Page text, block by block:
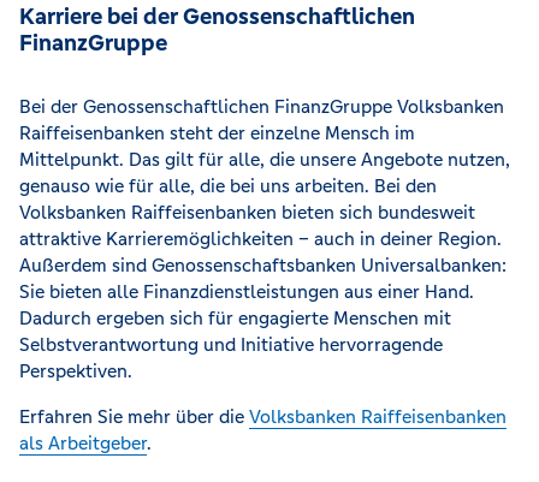
Karriere bei der Genossenschaftlichen
FinanzGruppe
Bei der Genossenschaftlichen FinanzGruppe Volksbanken
Raiffeisenbanken steht der einzelne Mensch im
Mittelpunkt. Das gilt für alle, die unsere Angebote nutzen,
genauso wie für alle, die bei uns arbeiten. Bei den
Volksbanken Raiffeisenbanken bieten sich bundesweit
attraktive Karrieremöglichkeiten – auch in deiner Region.
Außerdem sind Genossenschaftsbanken Universalbanken:
Sie bieten alle Finanzdienstleistungen aus einer Hand.
Dadurch ergeben sich für engagierte Menschen mit
Selbstverantwortung und Initiative hervorragende
Perspektiven.
Erfahren Sie mehr über die Volksbanken Raiffeisenbanken
als Arbeitgeber.